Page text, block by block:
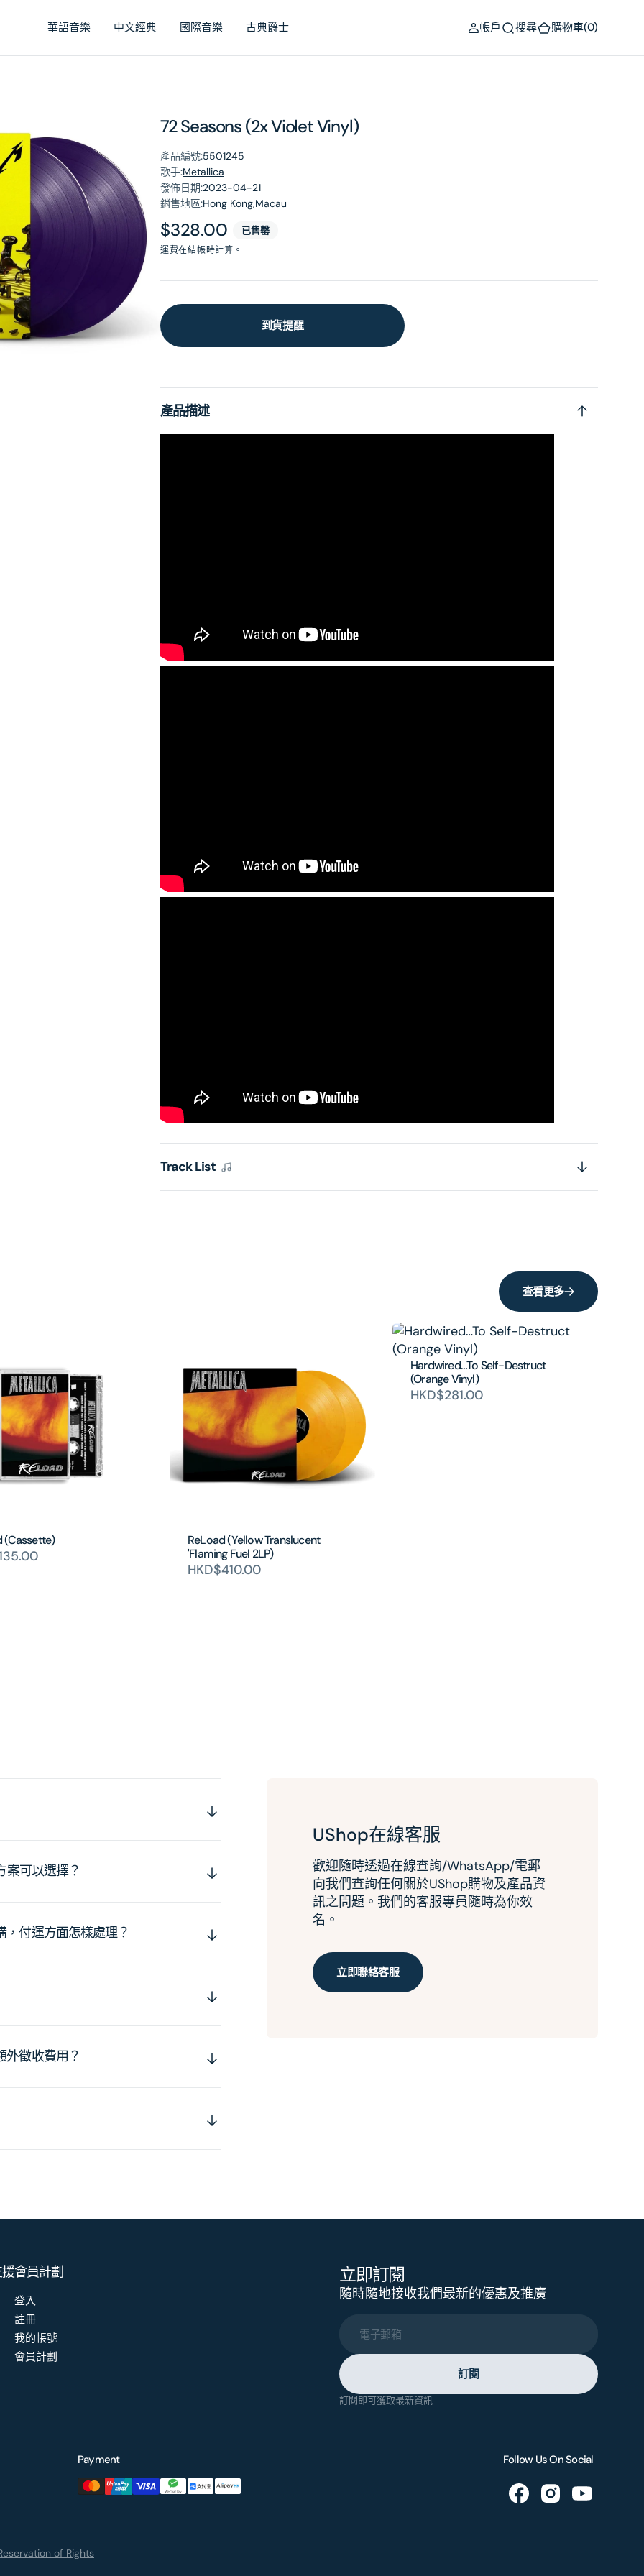
華語音樂 中文經典 國際音樂 古典爵士 帳戶 搜尋 購物車(0)
72 Seasons (2x Violet Vinyl)
產品編號:5501245
歌手:Metallica
發佈日期:2023-04-21
銷售地區:Hong Kong,Macau
原
價
$328.00 已售罄
運費在結帳時計算。
到貨提醒
產品描述
Track List
查看更多
(Cassette)
ReLoad (Yellow Translucent
'Flaming Fuel 2LP)
HKD$410.00
Hardwired…To Self-Destruct
(Orange Vinyl)
HKD$281.00
案可以選擇？
付運方面怎樣處理？
外徵收費用？
UShop在線客服
歡迎隨時透過在線查詢/WhatsApp/電郵
向我們查詢任何關於UShop購物及產品資
訊之問題。我們的客服專員隨時為你效
名。
立即聯絡客服
會員計劃
登入
註冊
我的帳號
會員計劃
立即訂閱
隨時隨地接收我們最新的優惠及推廣
電子郵箱
訂閱
訂閱即可獲取最新資訊
Payment Follow Us On Social
of Rights